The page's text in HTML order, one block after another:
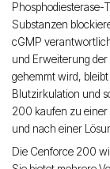
Phosphodiesterase-
Substanzen
cGMP
und Erweiterung
gehemmt wird,
Blutzirkulation und
200 kaufen zu einer
und nach einer
Die Cenforce 200